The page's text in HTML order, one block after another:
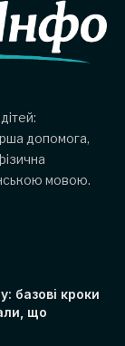
допомога,
мовою.
базові кроки
що